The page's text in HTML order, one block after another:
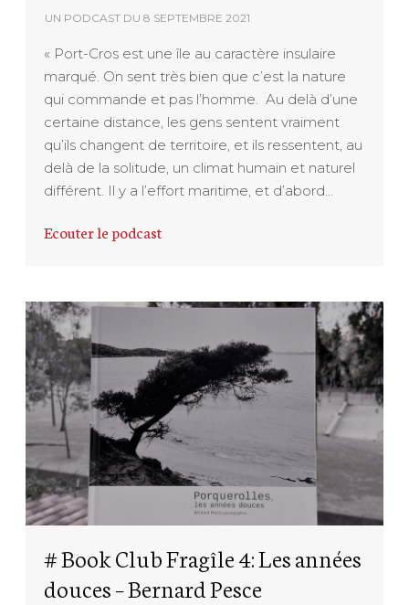
UN PODCAST DU8 SEPTEMBRE 2021
« Port-Cros est une île au caractère insulaire
marqué. On sent très bien que c’est la nature
qui commande et pas l’homme. Au delà d’une
certaine distance, les gens sentent vraiment
qu’ils changent de territoire, et ils ressentent, au
delà de la solitude, un climat humain et naturel
différent. Il y a l’effort maritime, et d’abord…
Ecouter le podcast
# Book Club Fragîle 4: Les années
douces – Bernard Pesce